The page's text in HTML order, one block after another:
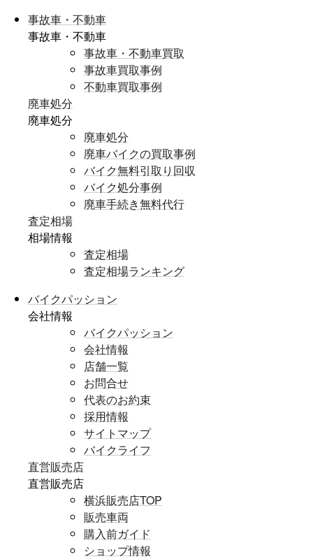
事故車・不動車
事故車・不動車
事故車・不動車買取
事故車買取事例
不動車買取事例
廃車処分
廃車処分
廃車処分
廃車バイクの買取事例
バイク無料引取り回収
バイク処分事例
廃車手続き無料代行
査定相場
相場情報
査定相場
査定相場ランキング
バイクパッション
会社情報
バイクパッション
会社情報
店舗一覧
お問合せ
代表のお約束
採用情報
サイトマップ
バイクライフ
直営販売店
直営販売店
横浜販売店TOP
販売車両
購入前ガイド
ショップ情報